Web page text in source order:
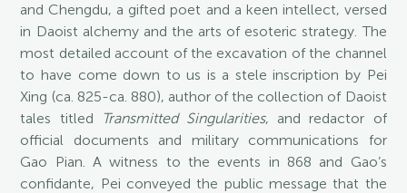
and Chengdu, a gifted poet and a keen intellect, versed
in Daoist alchemy and the arts of esoteric strategy. The
most detailed account of the excavation of the channel
to have come down to us is a stele inscription by Pei
Xing (ca. 825-ca. 880), author of the collection of Daoist
tales titled
Transmitted Singularities, and redactor of
official documents and military communications for
Gao Pian. A witness to the events in 868 and Gao’s
confidante, Pei conveyed the public message that the